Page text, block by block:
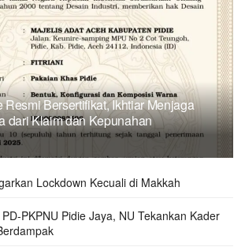
Bersertifikat, Ikhtiar Menjaga
dari Klaim dan Kepunahan
Lockdown Kecuali di Makkah
PKPNU Pidie Jaya, NU Tekankan Kader